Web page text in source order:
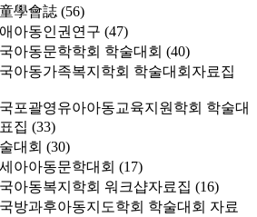
學會誌 (56)
아동인권연구 (47)
아동문학학회 학술대회 (40)
아동가족복지학회 학술대회자료집
포괄영유아아동교육지원학회 학술대
집 (33)
대회 (30)
아아동문학대회 (17)
아동복지학회 워크샵자료집 (16)
방과후아동지도학회 학술대회 자료